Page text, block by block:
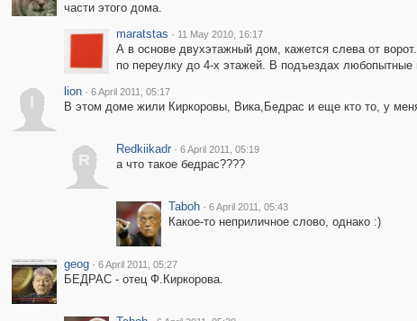
части этого дома.
maratstas · 11 May 2010, 16:17
А в основе двухэтажный дом, кажется слева от
по переулку до 4-х этажей. В подъездах любопытные
lion · 6 April 2011, 05:17
В этом доме жили Киркоровы, Вика,Бедрас и еще кто то, у
R
Redkiikadr · 6 April 2011, 05:19
а что такое бедрас????
Taboh · 6 April 2011, 05:43
Какое-то неприличное слово, однако :)
geog · 6 April 2011, 05:27
БЕДРАС - отец Ф.Киркорова.